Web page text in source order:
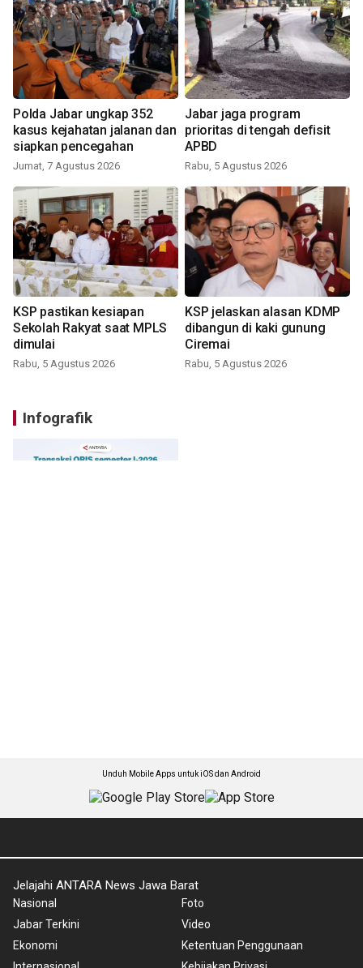
Polda Jabar ungkap 352
kasus kejahatan jalanan dan
siapkan pencegahan
Jumat, 7 Agustus 2026
Jabar jaga program
prioritas di tengah defisit
APBD
Rabu, 5 Agustus 2026
KSP pastikan kesiapan
Sekolah Rakyat saat MPLS
dimulai
Rabu, 5 Agustus 2026
KSP jelaskan alasan KDMP
dibangun di kaki gunung
Ciremai
Rabu, 5 Agustus 2026
Infografik
Unduh Mobile Apps untuk iOS dan Android
Jelajahi ANTARA News Jawa Barat
Nasional
Jabar Terkini
Ekonomi
Foto
Video
Ketentuan Penggunaan